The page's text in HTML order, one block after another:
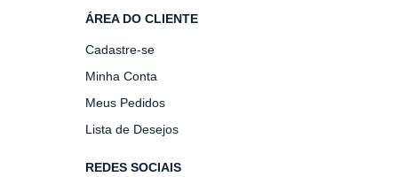
ÁREA DO CLIENTE
Cadastre-se
Minha Conta
Meus Pedidos
Lista de Desejos
REDES SOCIAIS